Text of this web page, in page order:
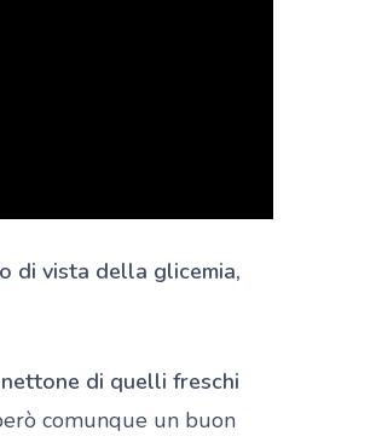
di vista della glicemia,
di quelli freschi
comunque un buon